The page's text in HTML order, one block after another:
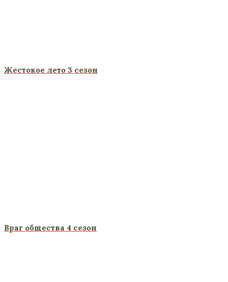
Жестокое лето 3 сезон
Враг общества 4 сезон